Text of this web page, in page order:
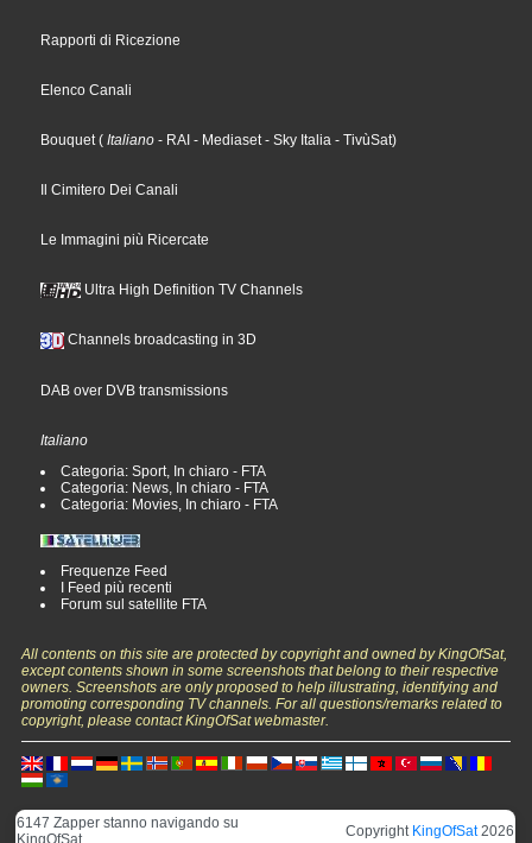
Rapporti di Ricezione
Elenco Canali
Bouquet ( Italiano - RAI - Mediaset - Sky Italia - TivùSat)
Il Cimitero Dei Canali
Le Immagini più Ricercate
Ultra High Definition TV Channels
Channels broadcasting in 3D
DAB over DVB transmissions
Italiano
Categoria: Sport, In chiaro - FTA
Categoria: News, In chiaro - FTA
Categoria: Movies, In chiaro - FTA
Frequenze Feed
I Feed più recenti
Forum sul satellite FTA
All contents on this site are protected by copyright and owned by KingOfSat,
except contents shown in some screenshots that belong to their respective
owners. Screenshots are only proposed to help illustrating, identifying and
promoting corresponding TV channels. For all questions/remarks related to
copyright, please contact KingOfSat webmaster.
6147 Zapper stanno navigando su
KingOfSat.
Copyright KingOfSat2026